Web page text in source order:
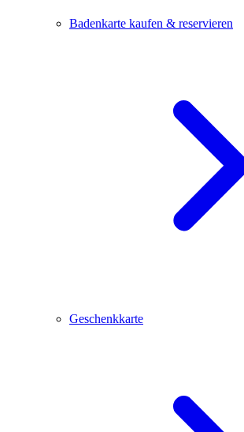
Badenkarte kaufen & reservieren
Geschenkkarte